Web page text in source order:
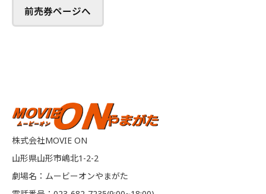
前売券ページへ
株式会社MOVIE ON
山形県山形市嶋北1-2-2
劇場名：ムービーオンやまがた